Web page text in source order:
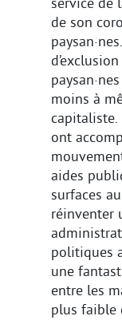
de son
moins à
capitaliste.
ont
aides
surfaces
réinventer
politiques
une
entre les
plus faible